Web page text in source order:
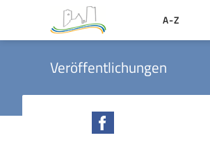
A-Z
Veröffentlichungen